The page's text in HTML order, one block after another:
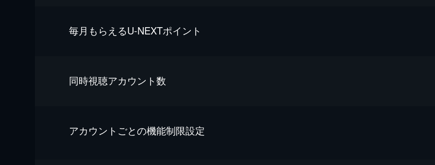
毎⽉もらえるU-NEXTポイント
同時視聴アカウント数
アカウントごとの機能制限設定